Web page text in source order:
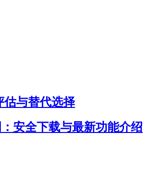
估与替代选择
安全下载与最新功能介绍